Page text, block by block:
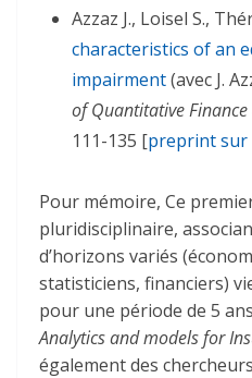
Azzaz J., Loisel S.,
characteristics of an
impairment(avec J.
of Quantitative
111-135 [preprint sur
Pour mémoire, Ce
pluridisciplinaire,
d’horizons variés
statisticiens, financiers)
pour une période de 5
Analytics and models for
également des